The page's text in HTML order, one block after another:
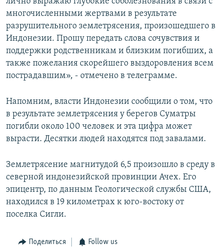
многочисленными жертвами в результате
разрушительного землетрясения, произошедшего в
Индонезии. Прошу передать слова сочувствия и
поддержки родственникам и близким погибших, а
также пожелания скорейшего выздоровления всем
пострадавшим», - отмечено в телеграмме.
Напомним, власти Индонезии сообщили о том, что
в результате землетрясения у берегов Суматры
погибли около 100 человек и эта цифра может
вырасти. Десятки людей находятся под завалами.
Землетрясение магнитудой 6,5 произошло в среду в
северной индонезийской провинции Ачех. Его
эпицентр, по данным Геологической службы США,
находился в 19 километрах к юго-востоку от
поселка Сигли.
Поделиться Follow us